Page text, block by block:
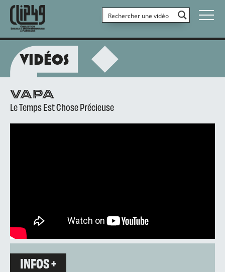
VIDÉOS
VAPA
Le Temps Est Chose Précieuse
INFOS +